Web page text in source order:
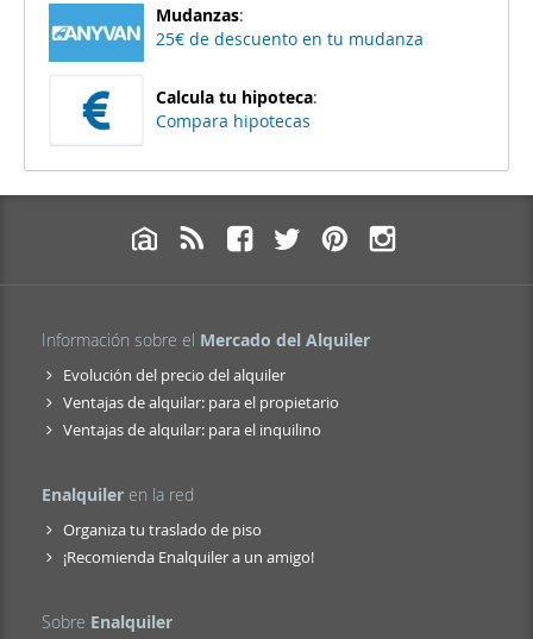
Mudanzas:
25€ de descuento en tu mudanza
Calcula tu hipoteca:
Compara hipotecas
Información sobre el Mercado del Alquiler
Evolución del precio del alquiler
Ventajas de alquilar: para el propietario
Ventajas de alquilar: para el inquilino
Enalquiler en la red
Organiza tu traslado de piso
¡Recomienda Enalquiler a un amigo!
Sobre Enalquiler